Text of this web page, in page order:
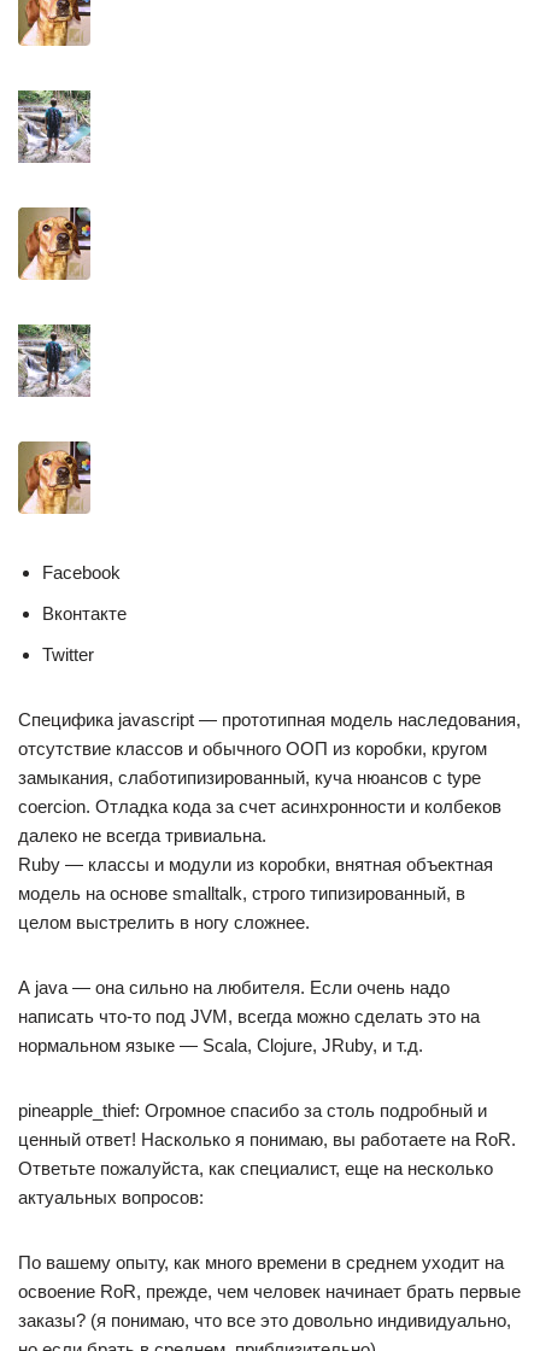
Facebook
Вконтакте
Twitter
Специфика javascript — прототипная модель наследования,
отсутствие классов и обычного ООП из коробки, кругом
замыкания, слаботипизированный, куча нюансов с type
coercion. Отладка кода за счет асинхронности и колбеков
далеко не всегда тривиальна.
Ruby — классы и модули из коробки, внятная объектная
модель на основе smalltalk, строго типизированный, в
целом выстрелить в ногу сложнее.
А java — она сильно на любителя. Если очень надо
написать что-то под JVM, всегда можно сделать это на
нормальном языке — Scala, Clojure, JRuby, и т.д.
pineapple_thief: Огромное спасибо за столь подробный и
ценный ответ! Насколько я понимаю, вы работаете на RoR.
Ответьте пожалуйста, как специалист, еще на несколько
актуальных вопросов:
По вашему опыту, как много времени в среднем уходит на
освоение RoR, прежде, чем человек начинает брать первые
заказы? (я понимаю, что все это довольно индивидуально,